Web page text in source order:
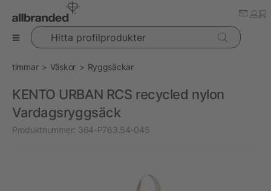
Hitta profilprodukter
timmar Väskor Ryggsäckar
KENTO URBAN RCS recycled nylon
Vardagsryggsäck
Produktnummer: 364-P763.54-045